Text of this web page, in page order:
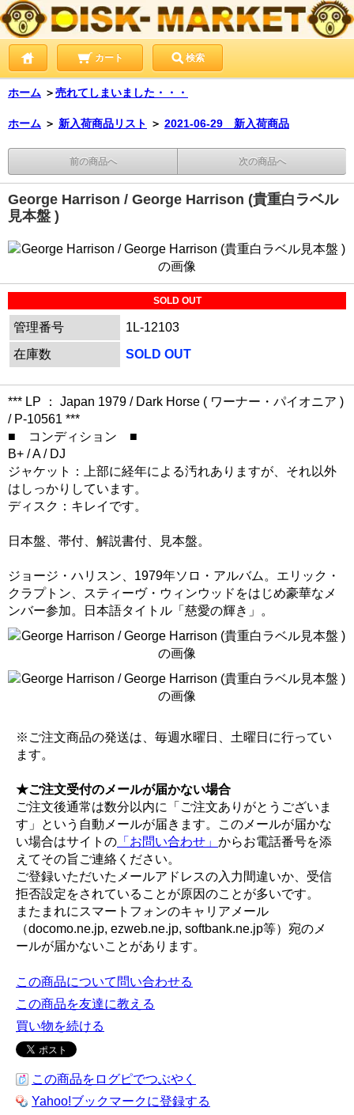
カート 検索
ホーム ＞売れてしまいました・・・
ホーム ＞ 新入荷商品リスト ＞ 2021-06-29 新入荷商品
前の商品へ 次の商品へ
George Harrison / George Harrison (貴重白ラベル
見本盤 )
SOLD OUT
管理番号
1L-12103
在庫数
SOLD OUT
*** LP ： Japan 1979 / Dark Horse ( ワーナー・パイオニア )
/ P-10561 ***
■ コンディション ■
B+ / A / DJ
ジャケット：上部に経年による汚れありますが、それ以外
はしっかりしています。
ディスク：キレイです。
日本盤、帯付、解説書付、見本盤。
ジョージ・ハリスン、1979年ソロ・アルバム。エリック・
クラプトン、スティーヴ・ウィンウッドをはじめ豪華なメ
ンバー参加。日本語タイトル「慈愛の輝き」。
※ご注文商品の発送は、毎週水曜日、土曜日に行ってい
ます。
★ご注文受付のメールが届かない場合
ご注文後通常は数分以内に「ご注文ありがとうございま
す」という自動メールが届きます。このメールが届かな
い場合はサイトの 「お問い合わせ」 からお電話番号を添
えてその旨ご連絡ください。
ご登録いただいたメールアドレスの入力間違いか、受信
拒否設定をされていることが原因のことが多いです。
またまれにスマートフォンのキャリアメール
（docomo.ne.jp, ezweb.ne.jp, softbank.ne.jp等）宛のメ
ールが届かないことがあります。
この商品について問い合わせる
この商品を友達に教える
買い物を続ける
この商品をログピでつぶやく
Yahoo!ブックマークに登録する